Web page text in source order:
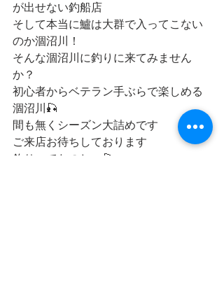
が出せない釣船店
そして本当に鱸は大群で入ってこない
のか涸沼川！
そんな涸沼川に釣りに来てみません
か？
初心者からベテラン手ぶらで楽しめる
涸沼川🎣
間も無くシーズン大詰めです
ご来店お待ちしております
釣りってたのしぃ🎣♪